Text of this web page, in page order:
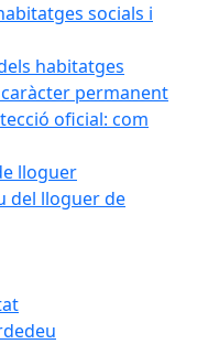
socials i
habitatges
permanent
oficial: com
lloguer
del lloguer de